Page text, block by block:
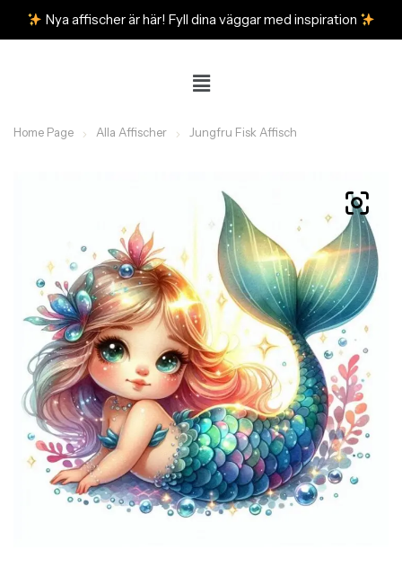
Nya affischer är här! Fyll dina väggar med inspiration
Home Page Alla Affischer Jungfru Fisk Affisch